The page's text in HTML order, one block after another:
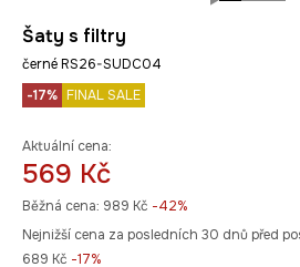
Šaty s filtry
černé RS26-SUDC04
-17% FINAL SALE
Aktuální cena:
569 Kč
Běžná cena: 989 Kč -42%
Nejnižší cena za posledních 30 dnů před
689 Kč -17%